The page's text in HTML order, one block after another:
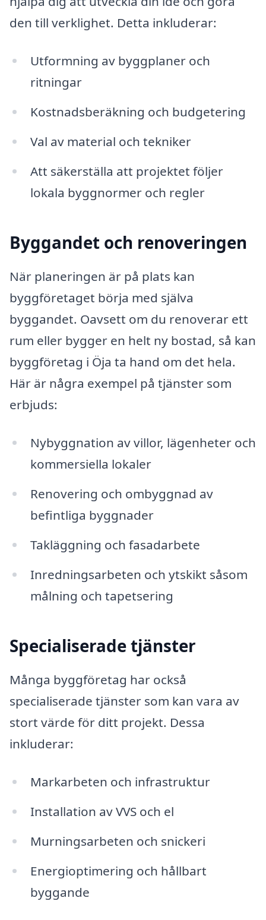
den till verklighet. Detta inkluderar:
Utformning av byggplaner och
ritningar
Kostnadsberäkning och budgetering
Val av material och tekniker
Att säkerställa att projektet följer
lokala byggnormer och regler
Byggandet och renoveringen
När planeringen är på plats kan
byggföretaget börja med själva
byggandet. Oavsett om du renoverar ett
rum eller bygger en helt ny bostad, så kan
byggföretag i Öja ta hand om det hela.
Här är några exempel på tjänster som
erbjuds:
Nybyggnation av villor, lägenheter och
kommersiella lokaler
Renovering och ombyggnad av
befintliga byggnader
Takläggning och fasadarbete
Inredningsarbeten och ytskikt såsom
målning och tapetsering
Specialiserade tjänster
Många byggföretag har också
specialiserade tjänster som kan vara av
stort värde för ditt projekt. Dessa
inkluderar:
Markarbeten och infrastruktur
Installation av VVS och el
Murningsarbeten och snickeri
Energioptimering och hållbart
byggande